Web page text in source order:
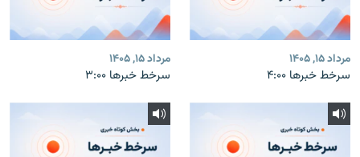
مرداد ۱۵, ۱۴۰۵
سرخط خبرها ۴:۰۰
مرداد ۱۵, ۱۴۰۵
سرخط خبرها ۳:۰۰